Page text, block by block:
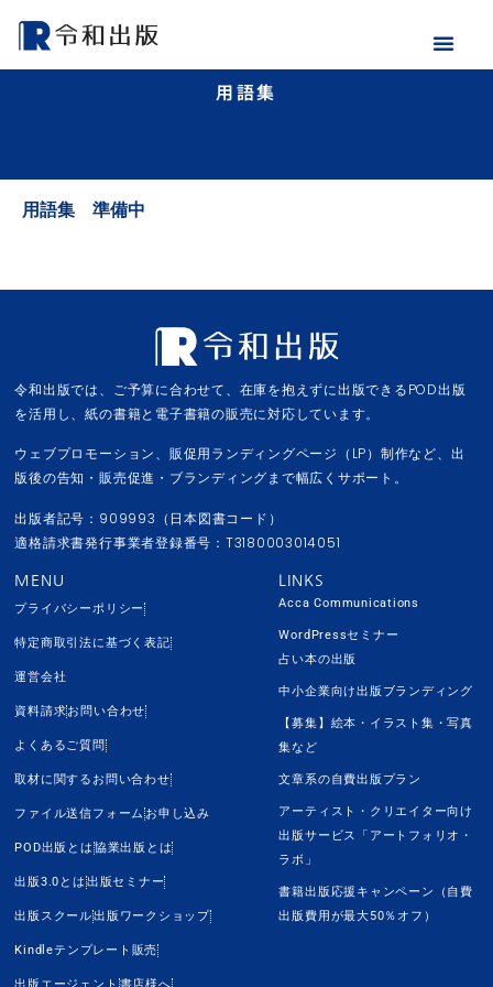
用語集
用語集 準備中
令和出版では、ご予算に合わせて、在庫を抱えずに出版できるPOD出版
を活用し、紙の書籍と電子書籍の販売に対応しています。
ウェブプロモーション、販促用ランディングページ（LP）制作など、出
版後の告知・販売促進・ブランディングまで幅広くサポート。
出版者記号：909993（日本図書コード）
適格請求書発行事業者登録番号：T3180003014051
MENU
プライバシーポリシー
特定商取引法に基づく表記
運営会社
資料請求お問い合わせ
よくあるご質問
取材に関するお問い合わせ
ファイル送信フォームお申し込み
POD出版とは 協業出版とは
出版3.0とは 出版セミナー
出版スクール出版ワークショップ
Kindleテンプレート販売
LINKS
Acca Communications
WordPressセミナー
占い本の出版
中小企業向け出版ブランディング
【募集】絵本・イラスト集・写真
集など
文章系の自費出版プラン
アーティスト・クリエイター向け
出版サービス「アートフォリオ・
ラボ」
書籍出版応援キャンペーン（自費
出版費用が最大50％オフ）